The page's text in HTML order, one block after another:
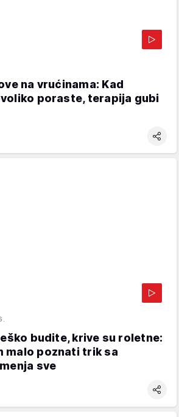
na vrućinama: Kad
poraste, terapija gubi
budite, krive su roletne:
malo poznati trik sa
sve